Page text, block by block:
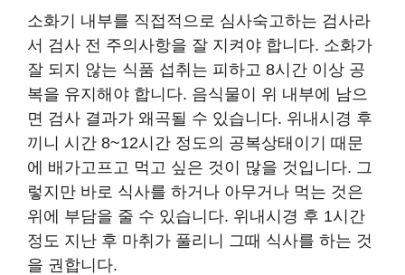
소화기 내부를 직접적으로 심사숙고하는 검사라
서 검사 전 주의사항을 잘 지켜야 합니다. 소화가
잘 되지 않는 식품 섭취는 피하고 8시간 이상 공
복을 유지해야 합니다. 음식물이 위 내부에 남으
면 검사 결과가 왜곡될 수 있습니다. 위내시경 후
끼니 시간 8~12시간 정도의 공복상태이기 때문
에 배가고프고 먹고 싶은 것이 많을 것입니다. 그
렇지만 바로 식사를 하거나 아무거나 먹는 것은
위에 부담을 줄 수 있습니다. 위내시경 후 1시간
정도 지난 후 마취가 풀리니 그때 식사를 하는 것
을 권합니다.